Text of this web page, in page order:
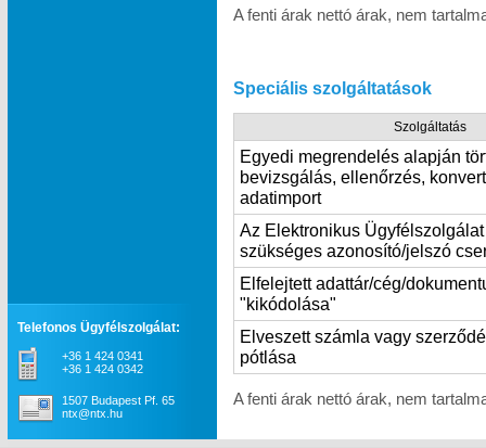
A fenti árak nettó árak, nem
Speciális szolgáltatások
Szolgáltatás
Egyedi megrendelés alapján
bevizsgálás, ellenőrzés,
adatimport
Az Elektronikus
szükséges azonosító/jelszó
Elfelejtett adattár/cég/
"kikódolása"
Elveszett számla vagy
pótlása
A fenti árak nettó árak, nem
Telefonos Ügyfélszolgálat:
+36 1 424 0341
+36 1 424 0342
1507 Budapest Pf. 65
ntx@ntx.hu